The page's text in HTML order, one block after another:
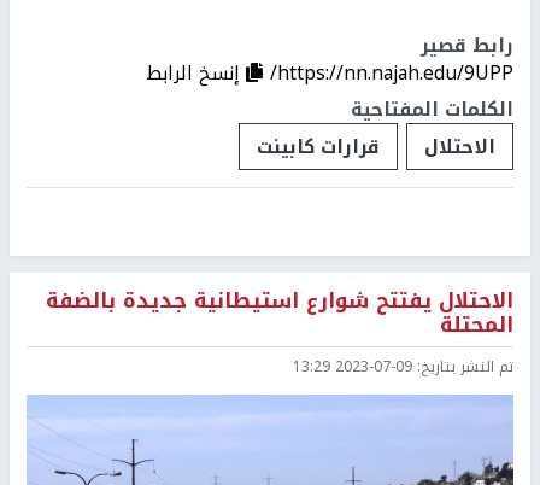
رابط قصير
https://nn.najah.edu/9UPP/
إنسخ الرابط
الكلمات المفتاحية
الاحتلال
قرارات كابينت
الاحتلال يفتتح شوارع استيطانية جديدة بالضفة
المحتلة
تم النشر بتاريخ: 2023-07-09 13:29